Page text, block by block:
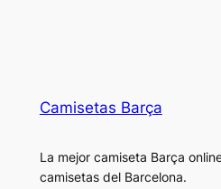
Camisetas Barça
La mejor camiseta Barça
camisetas del Barcelona.